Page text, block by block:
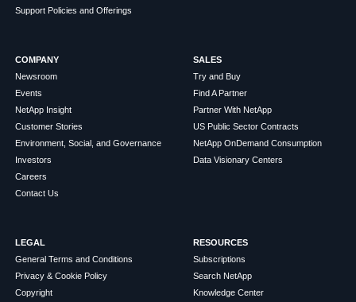
Support Policies and Offerings
COMPANY
Newsroom
Events
NetApp Insight
Customer Stories
Environment, Social, and Governance
Investors
Careers
Contact Us
SALES
Try and Buy
Find A Partner
Partner With NetApp
US Public Sector Contracts
NetApp OnDemand Consumption
Data Visionary Centers
LEGAL
General Terms and Conditions
Privacy & Cookie Policy
Copyright
RESOURCES
Subscriptions
Search NetApp
Knowledge Center